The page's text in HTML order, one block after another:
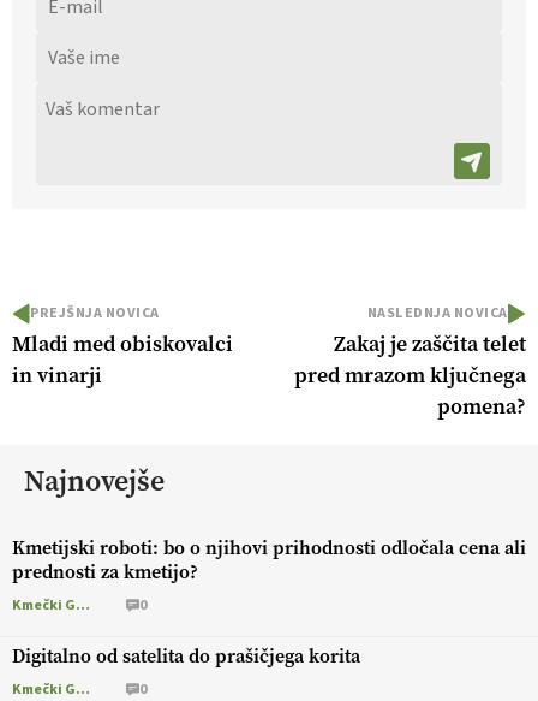
PREJŠNJA NOVICA
Mladi med obiskovalci
in vinarji
NASLEDNJA NOVICA
Zakaj je zaščita telet
pred mrazom ključnega
pomena?
Najnovejše
Kmetijski roboti: bo o njihovi prihodnosti odločala cena ali
prednosti za kmetijo?
Kmečki Glas 0
Digitalno od satelita do prašičjega korita
Kmečki Glas 0